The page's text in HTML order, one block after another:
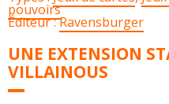
pouvoirs
Éditeur :Ravensburger
UNE EXTENSION
VILLAINOUS